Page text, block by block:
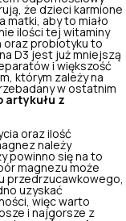
że dzieci karmione
matki, aby to miało
ilości tej witaminy
oraz probiotyku to
D3 jest już mniejszą
i większość
którym zależy na
w ostatnim
artykułu z
oraz ilość
należy
powinno się na to
magnezu może
przedrzucawkowego,
uzyskać
więc warto
i najgorsze z